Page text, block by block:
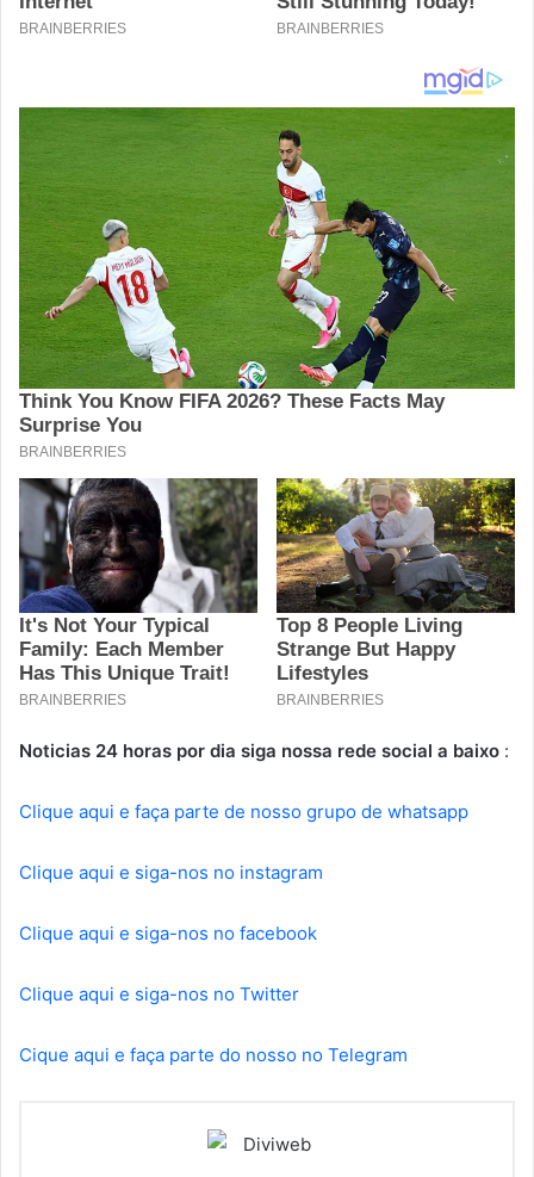
Noticias 24 horas por dia siga nossa rede social a baixo :
Clique aqui e faça parte de nosso grupo de whatsapp
Clique aqui e siga-nos no instagram
Clique aqui e siga-nos no facebook
Clique aqui e siga-nos no Twitter
Cique aqui e faça parte do nosso no Telegram